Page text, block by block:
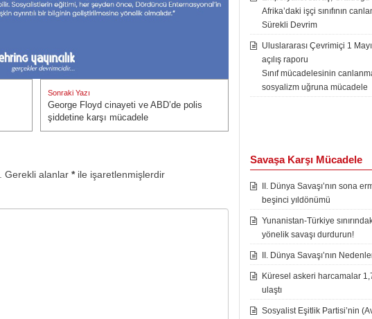
Sonraki Yazı
Sonraki Yazı:
George Floyd cinayeti ve ABD’de polis
şiddetine karşı mücadele
Gerekli alanlar *ile işaretlenmişlerdir
Afrika’daki işçi sınıfının
Sürekli Devrim
Uluslararası Çevrimiçi 1
açılış raporu
Sınıf mücadelesinin
sosyalizm uğruna mücadele
Savaşa Karşı Mücadele
II. Dünya Savaşı’nın sona
beşinci yıldönümü
Yunanistan-Türkiye
yönelik savaşı durdurun!
II. Dünya Savaşı’nın
Küresel askeri harcamalar
ulaştı
Sosyalist Eşitlik Partisi’nin